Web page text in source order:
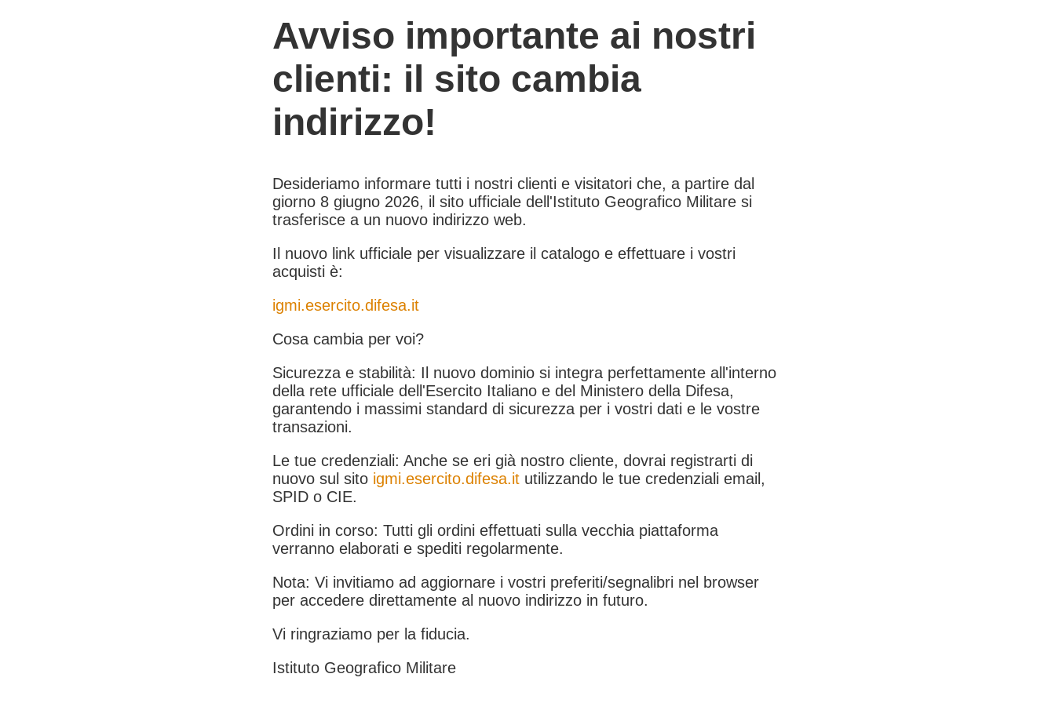
Avviso importante ai nostri
clienti: il sito cambia
indirizzo!
Desideriamo informare tutti i nostri clienti e visitatori che, a partire dal
giorno 8 giugno 2026, il sito ufficiale dell'Istituto Geografico Militare si
trasferisce a un nuovo indirizzo web.
Il nuovo link ufficiale per visualizzare il catalogo e effettuare i vostri
acquisti è:
igmi.esercito.difesa.it
Cosa cambia per voi?
Sicurezza e stabilità: Il nuovo dominio si integra perfettamente all'interno
della rete ufficiale dell'Esercito Italiano e del Ministero della Difesa,
garantendo i massimi standard di sicurezza per i vostri dati e le vostre
transazioni.
Le tue credenziali: Anche se eri già nostro cliente, dovrai registrarti di
nuovo sul sito igmi.esercito.difesa.it utilizzando le tue credenziali email,
SPID o CIE.
Ordini in corso: Tutti gli ordini effettuati sulla vecchia piattaforma
verranno elaborati e spediti regolarmente.
Nota: Vi invitiamo ad aggiornare i vostri preferiti/segnalibri nel browser
per accedere direttamente al nuovo indirizzo in futuro.
Vi ringraziamo per la fiducia.
Istituto Geografico Militare